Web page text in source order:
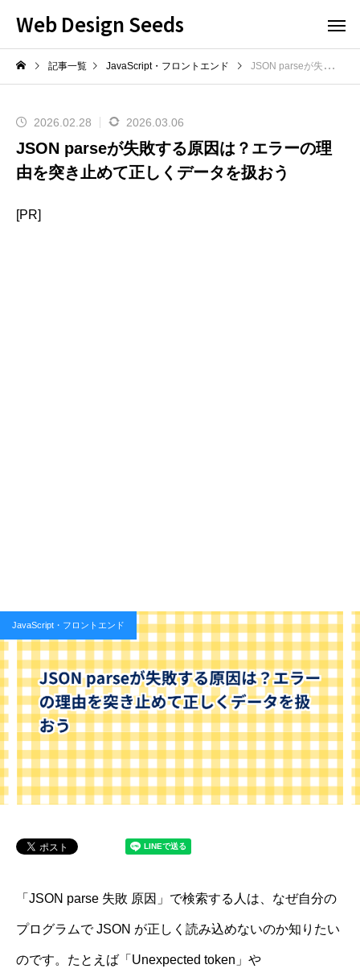
Web Design Seeds
記事一覧 JavaScript・フロントエンド JSON parseが失敗する原因は？エラーの理由を突き止めて正しくデータを扱おう
2026.02.28 2026.03.06
JSON parseが失敗する原因は？エラーの理
由を突き止めて正しくデータを扱おう
[PR]
JavaScript・フロントエンド
「JSON parse 失敗 原因」で検索する人は、なぜ自分の
プログラムで JSON が正しく読み込めないのか知りたい
のです。たとえば「Unexpected token」や